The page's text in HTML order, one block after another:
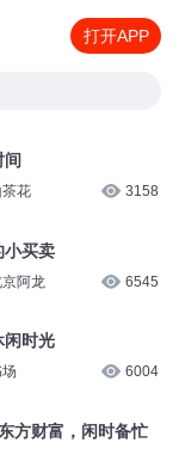
打开APP
间
花 3158
小买卖
阿龙 6545
闲时光
6004
方财富，闲时备忙